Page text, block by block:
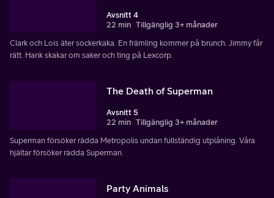
Avsnitt 4
22 min Tillgänglig 3+ månader
Clark och Lois äter sockerkaka. En främling kommer på brunch. Jimmy får
rätt. Hank skakar om saker och ting på Lexcorp.
The Death of Superman
Avsnitt 5
22 min Tillgänglig 3+ månader
Superman försöker rädda Metropolis undan fullständig utplåning. Våra
hjältar försöker rädda Superman.
Party Animals